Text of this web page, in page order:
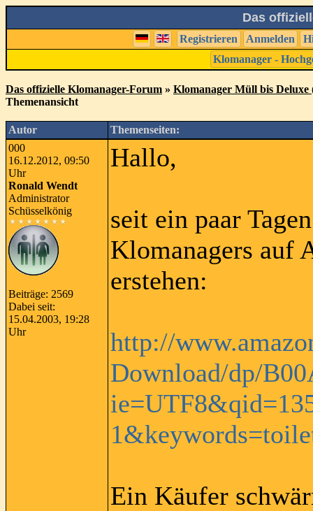
Das
Registrieren Anmelden
Klomanager -
Das offizielle Klomanager-Forum » Klomanager Müll bis Deluxe
Themenansicht
Autor
Themenseiten:
000
16.12.2012, 09:50
Uhr
Ronald Wendt
Administrator
Schüsselkönig
Beiträge: 2569
Dabei seit:
15.04.2003, 19:28
Uhr
Hallo,
seit ein paar
Klomanagers auf
erstehen:
http://
Download/dp/
Ein Käufer